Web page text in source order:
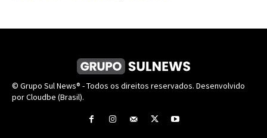
© Grupo Sul News® - Todos os direitos reservados. Desenvolvido
por Cloudbe (Brasil).